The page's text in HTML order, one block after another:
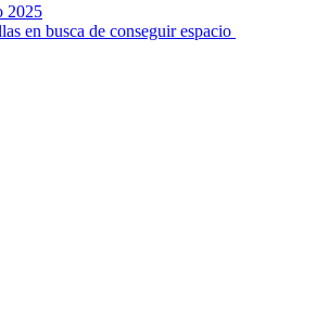
2025
en busca de conseguir espacio